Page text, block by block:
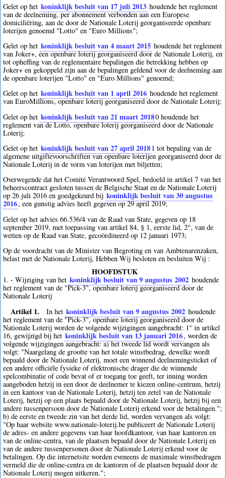
Gelet op het koninklijk besluit van 17 juli 2013 houdende het reglement
van de deelneming, per abonnement verbonden aan een Europese
domiciliëring, aan de door de Nationale Loterij georganiseerde openbare
loterijen genoemd "Lotto" en "Euro Millions";
Gelet op het koninklijk besluit van 4 maart 2015 houdende het reglement
van Joker+, een openbare loterij georganiseerd door de Nationale Loterij, en
tot opheffing van de reglementaire bepalingen die betrekking hebben op
Joker+ en gekoppeld zijn aan de bepalingen geldend voor de deelneming aan
de openbare loterijen "Lotto" en "Euro Millions" genoemd;
Gelet op het koninklijk besluit van 1 april 2016 houdende het reglement
van EuroMillions, openbare loterij georganiseerd door de Nationale Loterij;
Gelet op het koninklijk besluit van 21 maart 20180 houdende het
reglement van de Lotto, openbare loterij georganiseerd door de Nationale
Loterij;
Gelet op het koninklijk besluit van 27 april 2018 1 tot bepaling van de
algemene uitgiftevoorschriften van openbare loterijen georganiseerd door de
Nationale Loterij in de vorm van loterijen met biljetten;
Overwegende dat het Comité Verantwoord Spel, bedoeld in artikel 7 van het
beheerscontract gesloten tussen de Belgische Staat en de Nationale Loterij
op 26 juli 2016 en goedgekeurd bij koninklijk besluit van 30 augustus
2016, een gunstig advies heeft gegeven op 29 april 2019;
Gelet op het advies 66.536/4 van de Raad van State, gegeven op 18
september 2019, met toepassing van artikel 84, § 1, eerste lid, 2°, van de
wetten op de Raad van State, gecoördineerd op 12 januari 1973;
Op de voordracht van de Minister van Begroting en van Ambtenarenzaken,
belast met de Nationale Loterij, Hebben Wij besloten en besluiten Wij :
HOOFDSTUK
1. - Wijziging van het koninklijk besluit van 9 augustus 2002 houdende
het reglement van de "Pick-3", openbare loterij georganiseerd door de
Nationale Loterij
Artikel 1. In het koninklijk besluit van 9 augustus 2002 houdende
het reglement van de "Pick-3", openbare loterij georganiseerd door de
Nationale Loterij worden de volgende wijzigingen aangebracht: 1° in artikel
16, gewijzigd bij het koninklijk besluit van 13 januari 2016, worden de
volgende wijzigingen aangebracht: a) het tweede lid wordt vervangen als
volgt: "Naargelang de grootte van het totale winstbedrag, dewelke wordt
bepaald door de Nationale Loterij, moet een winnend deelnemingsticket of
een andere officiële fysieke of elektronische drager die de winnende
spelcombinatie of code bevat of er toegang toe geeft, ter inning worden
aangeboden hetzij in een door de deelnemer te kiezen online-centrum, hetzij
in een kantoor van de Nationale Loterij, hetzij ten zetel van de Nationale
Loterij, hetzij op een plaats bepaald door de Nationale Loterij, hetzij bij een
andere tussenpersoon door de Nationale Loterij erkend voor de betalingen.";
b) de eerste en tweede zin van het derde lid, worden vervangen als volgt:
"Op haar website www.nationale-loterij.be publiceert de Nationale Loterij
de adres- en andere gegevens van haar hoofdkantoor, van haar kantoren en
van de online-centra, van de plaatsen bepaald door de Nationale Loterij en
van de andere tussenpersonen door de Nationale Loterij erkend voor de
betalingen. Op die internetsite worden eveneens de maximale winstbedragen
vermeld die de online-centra en de kantoren of de plaatsen bepaald door de
Nationale Loterij mogen uitkeren.";